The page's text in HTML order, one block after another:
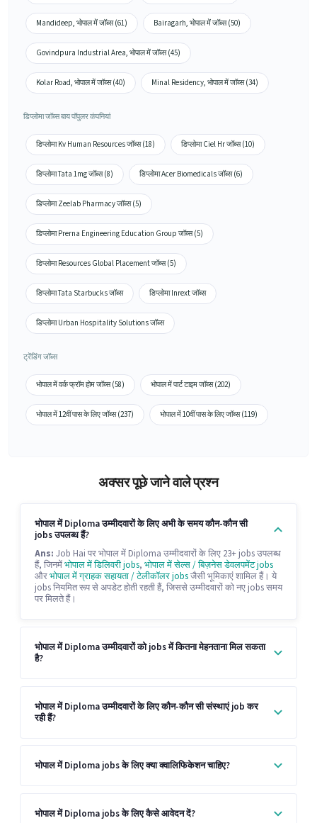
Mandideep, भोपाल में जॉब्स (61) Bairagarh, भोपाल में जॉब्स (50)
Govindpura Industrial Area, भोपाल में जॉब्स (45)
Kolar Road, भोपाल में जॉब्स (40) Minal Residency, भोपाल में जॉब्स (34)
डिप्लोमा जॉब्स बाय पॉपुलर कंपनियां
डिप्लोमा Kv Human Resources जॉब्स (18) डिप्लोमा Ciel Hr जॉब्स (10)
डिप्लोमा Tata 1mg जॉब्स (8) डिप्लोमा Acer Biomedicals जॉब्स (6)
डिप्लोमा Zeelab Pharmacy जॉब्स (5)
डिप्लोमा Prerna Engineering Education Group जॉब्स (5)
डिप्लोमा Resources Global Placement जॉब्स (5)
डिप्लोमा Tata Starbucks जॉब्स डिप्लोमा Inrext जॉब्स
डिप्लोमा Urban Hospitality Solutions जॉब्स
ट्रेंडिंग जॉब्स
भोपाल में वर्क फ्रॉम होम जॉब्स (58) भोपाल में पार्ट टाइम जॉब्स (202)
भोपाल में 12वीं पास के लिए जॉब्स (237) भोपाल में 10वीं पास के लिए जॉब्स (119)
अक्सर पूछे जाने वाले प्रश्न
भोपाल में Diploma उम्मीदवारों के लिए अभी के समय कौन-कौन सी
jobs उपलब्ध हैं?
Ans: Job Hai पर भोपाल में Diploma उम्मीदवारों के लिए 23+ jobs उपलब्ध
हैं, जिनमेंभोपाल में डिलिवरी jobs, भोपाल में सेल्स / बिज़नेस डेवलपमेंट jobs
औरभोपाल में ग्राहक सहायता / टेलीकॉलर jobsजैसी भूमिकाएं शामिल हैं। ये
jobs नियमित रूप से अपडेट होती रहती हैं, जिससे उम्मीदवारों को नए jobs समय
पर मिलते हैं।
भोपाल में Diploma उम्मीदवारों को jobs में कितना मेहनताना मिल सकता
है?
भोपाल में Diploma उम्मीदवारों के लिए कौन-कौन सी संस्थाएं job कर
रही हैं?
भोपाल में Diploma jobs के लिए क्या क्वालिफिकेशन चाहिए?
भोपाल में Diploma jobs के लिए कैसे आवेदन दें?